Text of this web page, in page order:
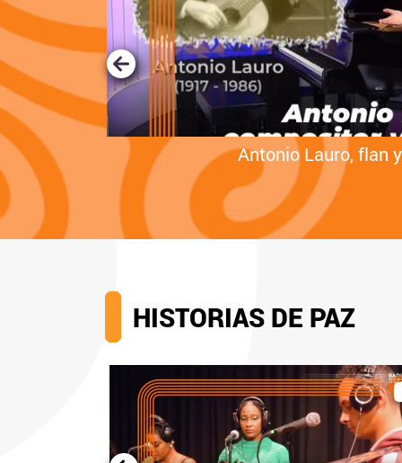
la boca Antonio Lauro, flan
HISTORIAS DE PAZ